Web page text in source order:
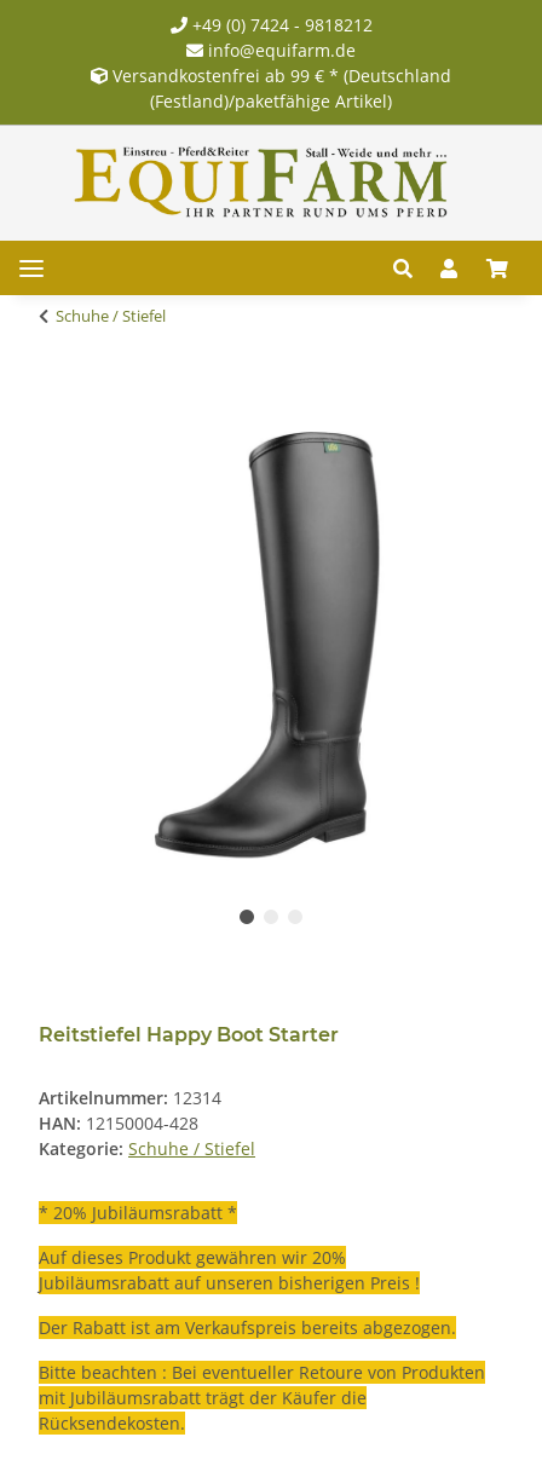
+49 (0) 7424 - 9818212
info@equifarm.de
Versandkostenfrei ab 99 € * (Deutschland
(Festland)/paketfähige Artikel)
Schuhe / Stiefel
Reitstiefel Happy Boot Starter
Artikelnummer: 12314
HAN: 12150004-428
Kategorie: Schuhe / Stiefel
* 20% Jubiläumsrabatt *
Auf dieses Produkt gewähren wir 20%
Jubiläumsrabatt auf unseren bisherigen Preis !
Der Rabatt ist am Verkaufspreis bereits abgezogen.
Bitte beachten : Bei eventueller Retoure von Produkten
mit Jubiläumsrabatt trägt der Käufer die
Rücksendekosten.